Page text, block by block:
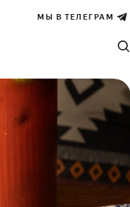
МЫ В ТЕЛЕГРАМ